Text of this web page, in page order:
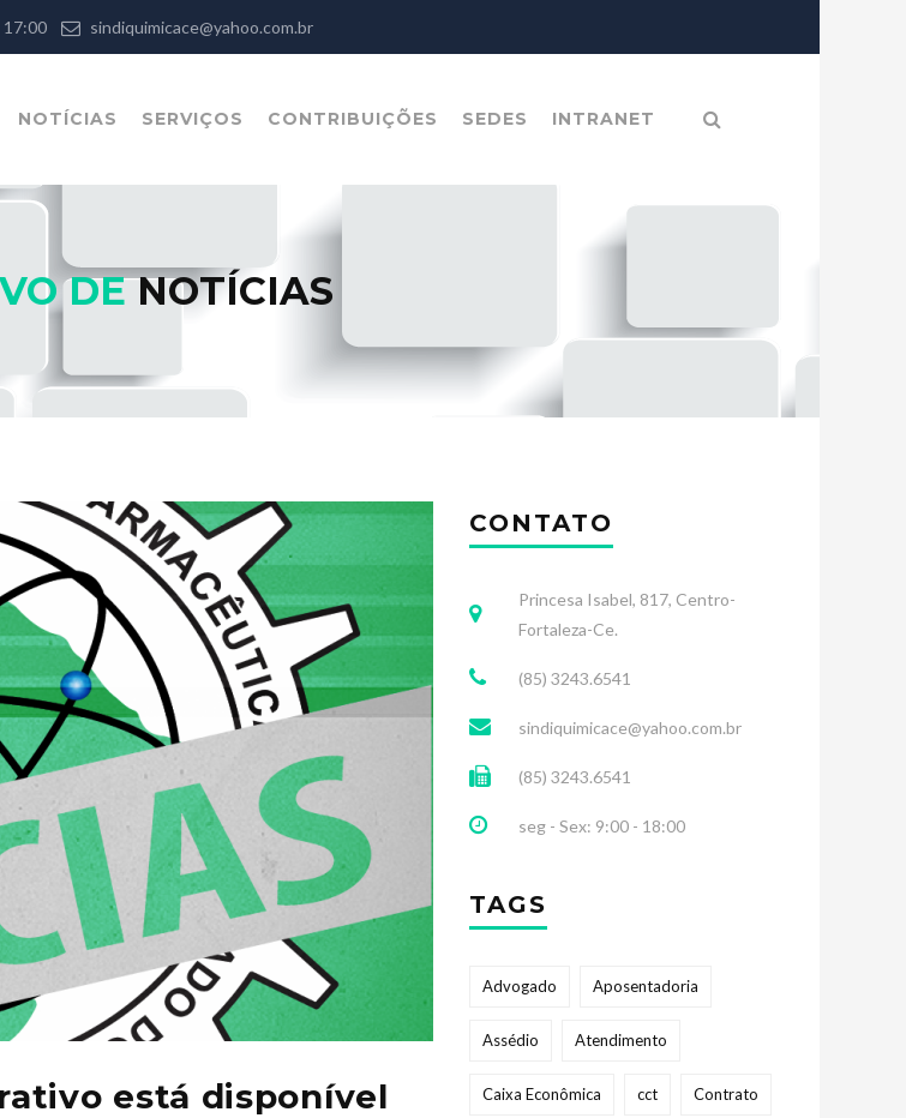
17:00 sindiquimicace@yahoo.com.br
NOTÍCIAS SERVIÇOS CONTRIBUIÇÕES SEDES INTRANET
DENOTÍCIAS
está disponível
CONTATO
Princesa Isabel, 817, Centro-
Fortaleza-Ce.
(85) 3243.6541
sindiquimicace@yahoo.com.br
(85) 3243.6541
seg - Sex: 9:00 - 18:00
TAGS
Advogado Aposentadoria
Assédio Atendimento
Caixa Econômica cct Contrato